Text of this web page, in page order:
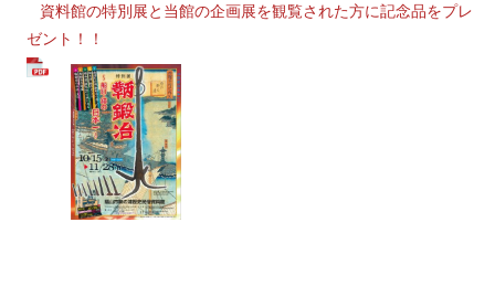
資料館の特別展と当館の企画展を観覧された方に記念品をプレ
ゼント！！